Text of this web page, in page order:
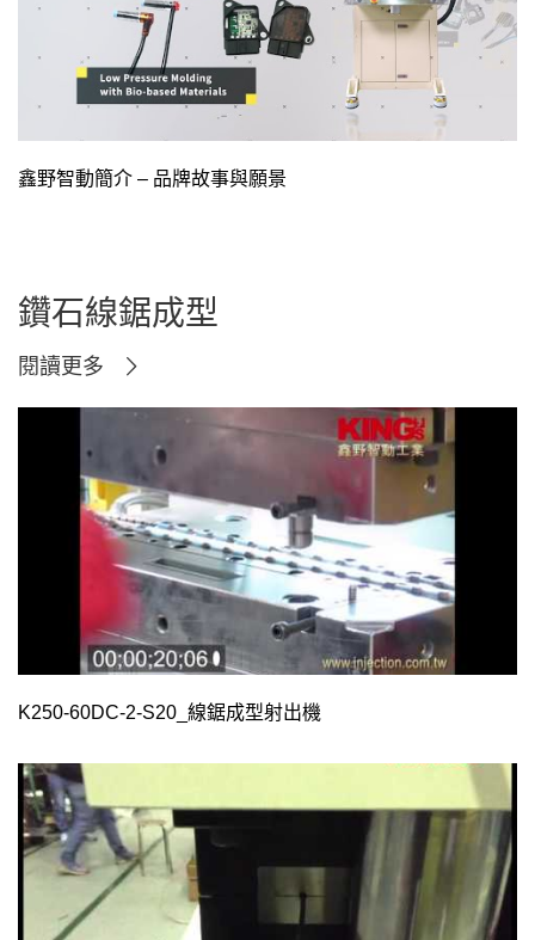
鑫野智動簡介 – 品牌故事與願景
鑽石線鋸成型
閱讀更多
K250-60DC-2-S20_線鋸成型射出機